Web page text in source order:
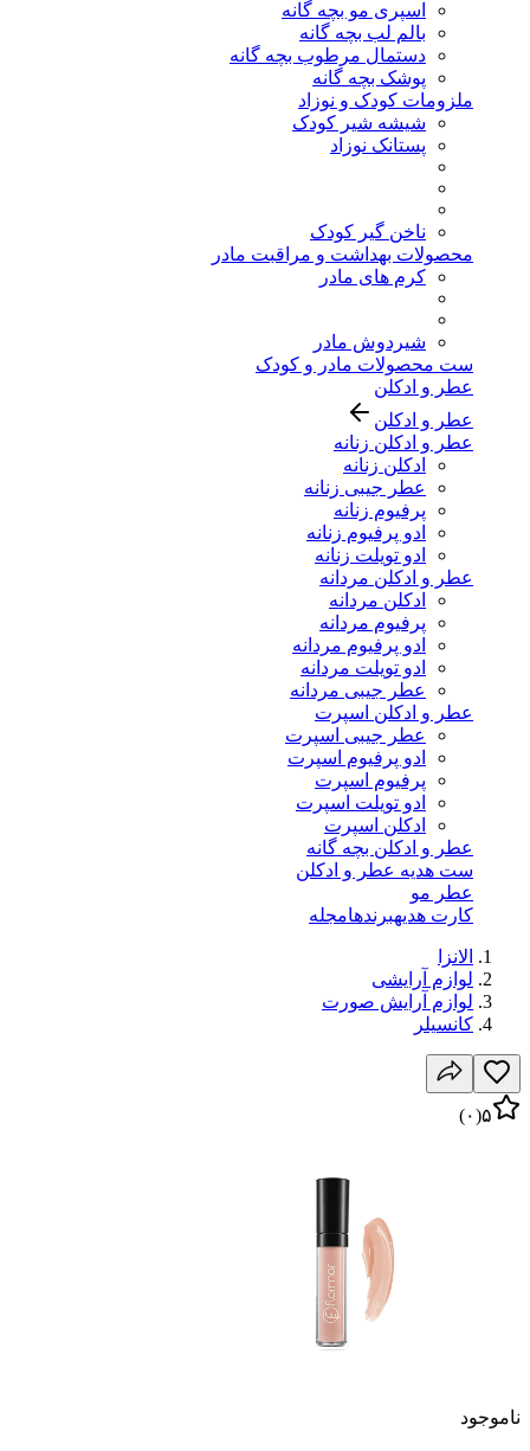
اسپری مو بچه گانه
بالم لب بچه گانه
دستمال مرطوب بچه گانه
پوشک بچه گانه
ملزومات کودک و نوزاد
شیشه شیر کودک
پستانک نوزاد
ناخن گیر کودک
محصولات بهداشت و مراقبت مادر
کرم های مادر
شیردوش مادر
ست محصولات مادر و کودک
عطر و ادکلن
عطر و ادکلن
عطر و ادکلن زنانه
ادکلن زنانه
عطر جیبی زنانه
پرفیوم زنانه
ادو پرفیوم زنانه
ادو تویلت زنانه
عطر و ادکلن مردانه
ادکلن مردانه
پرفیوم مردانه
ادو پرفیوم مردانه
ادو تویلت مردانه
عطر جیبی مردانه
عطر و ادکلن اسپرت
عطر جیبی اسپرت
ادو پرفیوم اسپرت
پرفیوم اسپرت
ادو تویلت اسپرت
ادکلن اسپرت
عطر و ادکلن بچه گانه
ست هدیه عطر و ادکلن
عطر مو
کارت هدیهبرندهامجله
الانزا
لوازم آرایشی
لوازم آرایش صورت
کانسیلر
۵(۰)
ناموجود